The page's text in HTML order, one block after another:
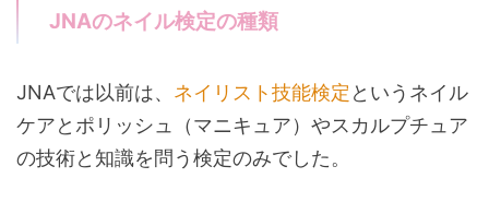
JNAのネイル検定の種類
JNAでは以前は、 ネイリスト技能検定 というネイル
ケアとポリッシュ（マニキュア）やスカルプチュア
の技術と知識を問う検定のみでした。